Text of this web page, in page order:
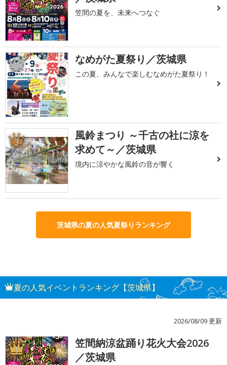
笠間の夏を、未来へつなぐ
2 なめがた夏祭り／茨城県
この夏、みんなで楽しむなめがた夏祭り！
3
風鈴まつり ～千古の社に涼を
求めて～／茨城県
境内に涼やかな風鈴の音が響く
茨城県の夏の人気夏祭りランキング
夏の人気イベントランキング【茨城県】
2026/08/09 更新
1
笠間納涼盆踊り花火大会2026
／茨城県